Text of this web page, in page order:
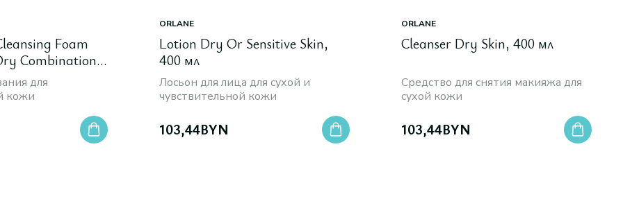
Foam
Combination,
для
кожи
ORLANE
Lotion Dry Or Sensitive Skin,
400 мл
Лосьон для лица для сухой и
чувствительной кожи
103,44BYN
ORLANE
Cleanser Dry Skin, 400 мл
Средство для снятия макияжа для
сухой кожи
103,44BYN